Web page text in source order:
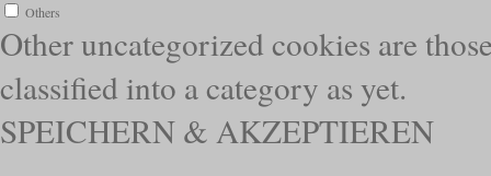
Others
Other uncategorized cookies are
classified into a category as yet.
SPEICHERN & AKZEPTIEREN